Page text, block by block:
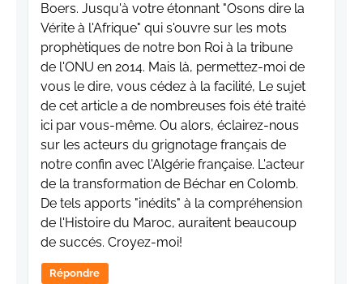
Boers. Jusqu'à votre étonnant "Osons dire la
Vérite à l'Afrique" qui s'ouvre sur les mots
prophètiques de notre bon Roi à la tribune
de l'ONU en 2014. Mais là, permettez-moi de
vous le dire, vous cédez à la facilité, Le sujet
de cet article a de nombreuses fois été traité
ici par vous-même. Ou alors, éclairez-nous
sur les acteurs du grignotage français de
notre confin avec l'Algérie française. L'acteur
de la transformation de Béchar en Colomb.
De tels apports "inédits" à la compréhension
de l'Histoire du Maroc, auraitent beaucoup
de succés. Croyez-moi!
Répondre